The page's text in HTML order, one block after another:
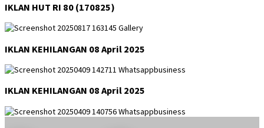
IKLAN HUT RI 80 (170825)
IKLAN KEHILANGAN 08 April 2025
IKLAN KEHILANGAN 08 April 2025